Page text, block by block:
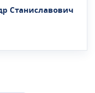
Станиславович